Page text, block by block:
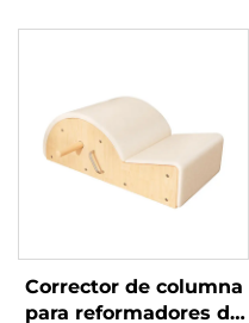
Fuerza para Gimnasios
Corrector de columna
para reformadores de